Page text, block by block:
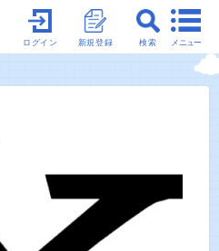
メニュー
検索
新規登録
ログイン